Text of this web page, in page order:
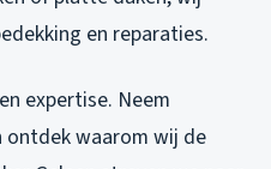
en reparaties.
expertise. Neem
waarom wij de